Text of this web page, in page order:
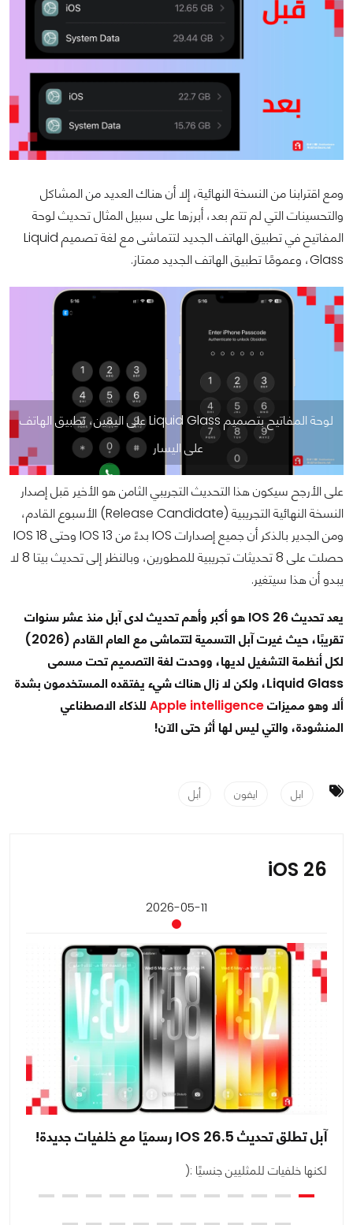
ومع اقترابنا من النسخة النهائية، إلا أن هناك العديد من المشاكل
والتحسينات التي لم تتم بعد، أبرزها على سبيل المثال تحديث لوحة
المفاتيح في تطبيق الهاتف الجديد لتتماشى مع لغة تصميم Liquid
Glass، وعمومًا تطبيق الهاتف الجديد ممتاز.
لوحة المفاتيح بتصميم Liquid Glass على اليمين، تطبيق الهاتف
على اليسار
على الأرجح سيكون هذا التحديث التجريبي الثامن هو الأخير قبل إصدار
النسخة النهائية التجريبية (Release Candidate) الأسبوع القادم،
ومن الجدير بالذكر أن جميع إصدارات IOS بدءً من IOS 13 وحتى IOS 18
حصلت على 8 تحديثات تجريبية للمطورين، وبالنظر إلى تحديث بيتا 8 لا
يبدو أن هذا سيتغير.
يعد تحديث IOS 26 هو أكبر وأهم تحديث لدى آبل منذ عشر سنوات
تقريبًا، حيث غيرت آبل التسمية لتتماشى مع العام القادم (2026)
لكل أنظمة التشغيل لديها، ووحدت لغة التصميم تحت مسمى
Liquid Glass، ولكن لا زال هناك شيء يفتقده المستخدمون بشدة
ألا وهو مميزاتApple intelligence للذكاء الاصطناعي
المنشودة، والتي ليس لها أثر حتى الآن!
ابل ايفون أبل
iOS 26
2026-05-11
آبل تطلق تحديث IOS 26.5 رسميًا مع خلفيات جديدة!
لكنها خلفيات للمثليين جنسيًا :(